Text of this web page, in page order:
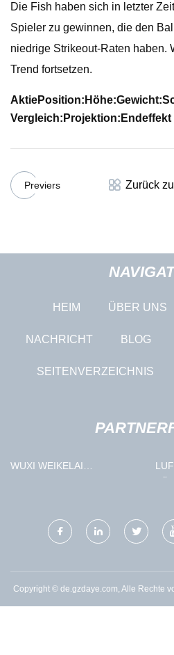
Die Fish haben sich in letzter
Spieler zu gewinnen, die den
niedrige Strikeout-Raten haben.
Trend fortsetzen.
AktiePosition: Höhe:Gewicht:
Vergleich: Projektion: Endeffekt
Previers Zurück
HEIM ÜBER UNS
NACHRICHT BLOG
SEITENVERZEICHNIS
WUXI WEIKELAI
Copyright © de.gzdaye.com, Alle Rechte